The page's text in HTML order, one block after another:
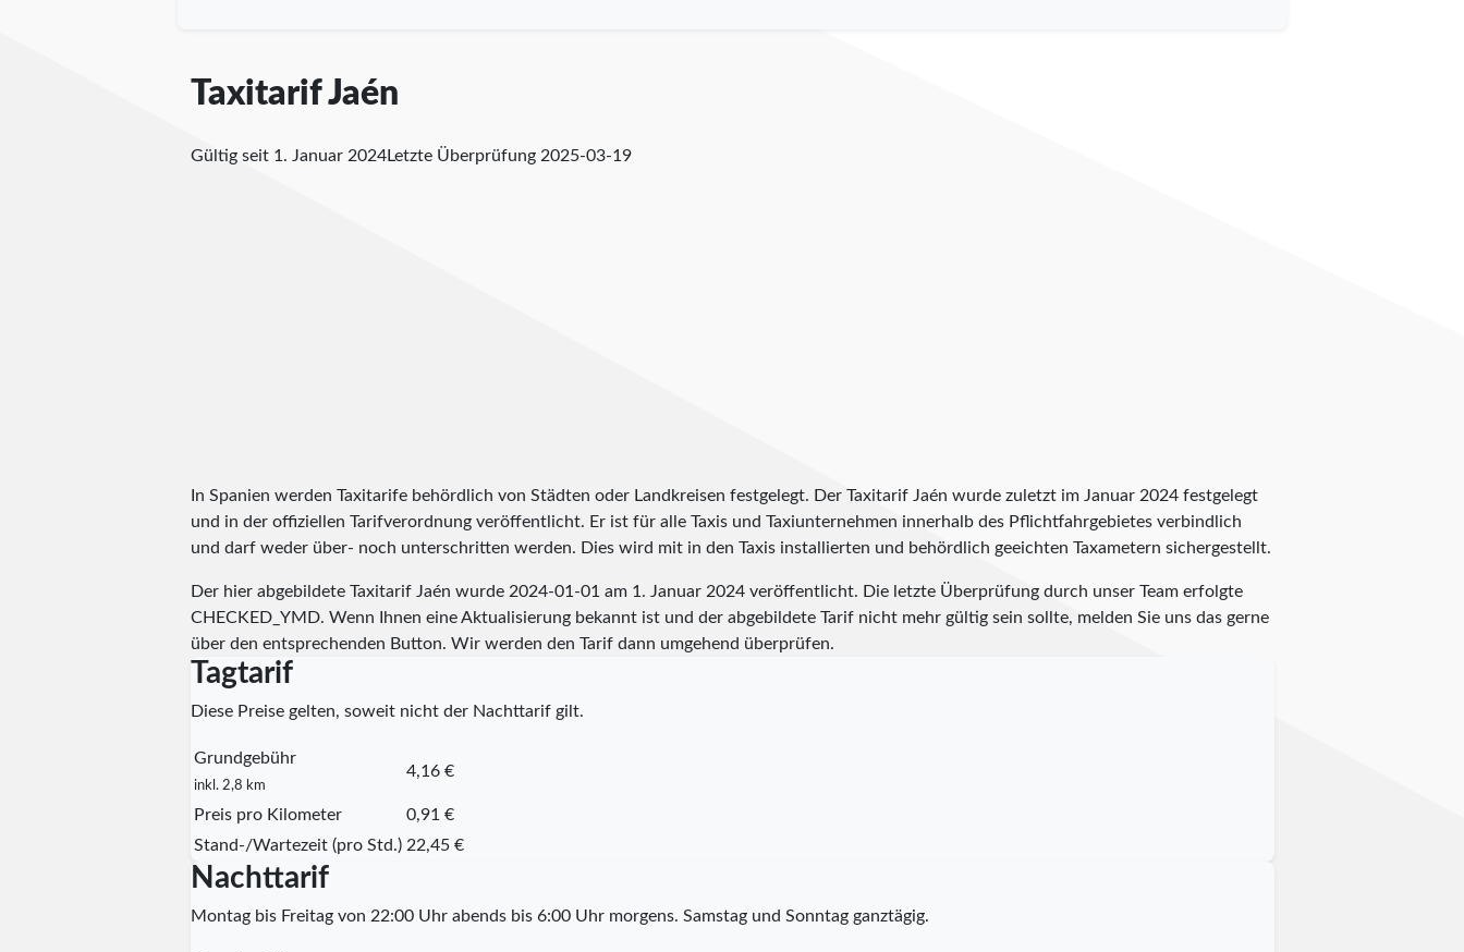
Taxitarif Jaén
Gültig seit 1. Januar 2024Letzte Überprüfung 2025-03-19
In Spanien werden Taxitarife behördlich von Städten oder Landkreisen festgelegt. Der Taxitarif Jaén wurde zuletzt im Januar 2024 festgelegt
und in der offiziellen Tarifverordnung veröffentlicht. Er ist für alle Taxis und Taxiunternehmen innerhalb des Pflichtfahrgebietes verbindlich
und darf weder über- noch unterschritten werden. Dies wird mit in den Taxis installierten und behördlich geeichten Taxametern sichergestellt.
Der hier abgebildete Taxitarif Jaén wurde 2024-01-01 am 1. Januar 2024 veröffentlicht. Die letzte Überprüfung durch unser Team erfolgte
CHECKED_YMD. Wenn Ihnen eine Aktualisierung bekannt ist und der abgebildete Tarif nicht mehr gültig sein sollte, melden Sie uns das gerne
über den entsprechenden Button. Wir werden den Tarif dann umgehend überprüfen.
Tagtarif
Diese Preise gelten, soweit nicht der Nachttarif gilt.
Grundgebühr
inkl. 2,8 km
4,16 €
Preis pro Kilometer
0,91 €
Stand-/Wartezeit (pro Std.) 22,45 €
Nachttarif
Montag bis Freitag von 22:00 Uhr abends bis 6:00 Uhr morgens. Samstag und Sonntag ganztägig.